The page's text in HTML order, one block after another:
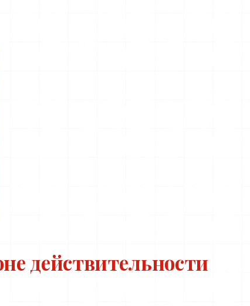
действительности